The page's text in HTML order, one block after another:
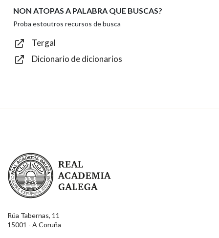
Texto de verificación
NON ATOPAS A PALABRA QUE BUSCAS?
Proba estoutros recursos de busca
Tergal
Dicionario de dicionarios
Real Academia Galega
Rúa Tabernas, 11
15001 - A Coruña